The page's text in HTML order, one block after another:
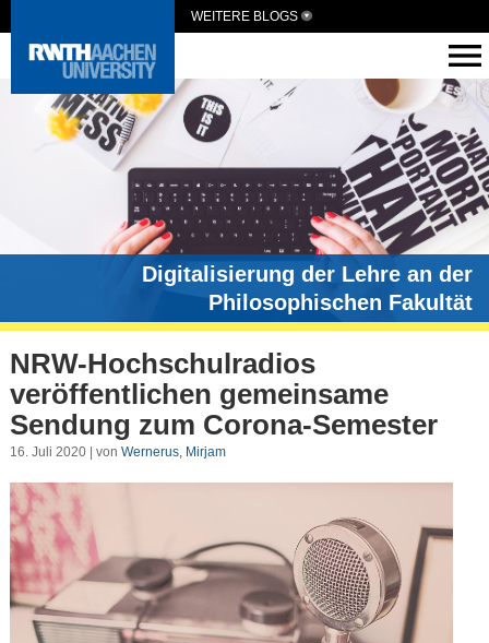
WEITERE BLOGS
Digitalisierung der Lehre an der
Philosophischen Fakultät
NRW-Hochschulradios
veröffentlichen gemeinsame
Sendung zum Corona-Semester
16. Juli 2020 | von Wernerus, Mirjam